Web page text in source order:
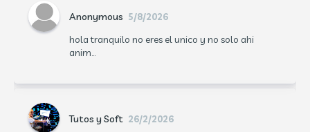
Anonymous 5/8/2026
hola tranquilo no eres el unico y no solo ahi
anim...
Tutos y Soft 26/2/2026